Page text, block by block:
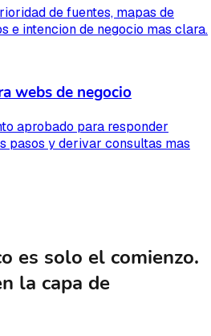
de fuentes, mapas de
e intencion de negocio mas clara.
webs de negocio
aprobado para responder
pasos y derivar consultas mas
es solo el comienzo.
la capa de